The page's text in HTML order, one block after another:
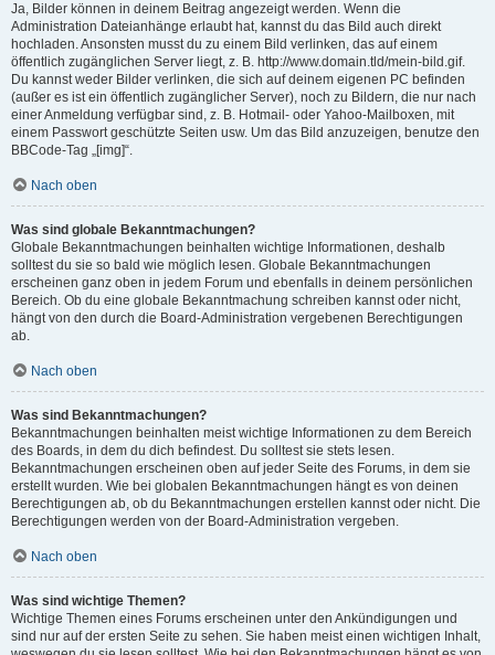
Ja, Bilder können in deinem Beitrag angezeigt werden. Wenn die
Administration Dateianhänge erlaubt hat, kannst du das Bild auch direkt
hochladen. Ansonsten musst du zu einem Bild verlinken, das auf einem
öffentlich zugänglichen Server liegt, z. B. http://www.domain.tld/mein-bild.gif.
Du kannst weder Bilder verlinken, die sich auf deinem eigenen PC befinden
(außer es ist ein öffentlich zugänglicher Server), noch zu Bildern, die nur nach
einer Anmeldung verfügbar sind, z. B. Hotmail- oder Yahoo-Mailboxen, mit
einem Passwort geschützte Seiten usw. Um das Bild anzuzeigen, benutze den
BBCode-Tag „[img]“.
Nach oben
Was sind globale Bekanntmachungen?
Globale Bekanntmachungen beinhalten wichtige Informationen, deshalb
solltest du sie so bald wie möglich lesen. Globale Bekanntmachungen
erscheinen ganz oben in jedem Forum und ebenfalls in deinem persönlichen
Bereich. Ob du eine globale Bekanntmachung schreiben kannst oder nicht,
hängt von den durch die Board-Administration vergebenen Berechtigungen
ab.
Nach oben
Was sind Bekanntmachungen?
Bekanntmachungen beinhalten meist wichtige Informationen zu dem Bereich
des Boards, in dem du dich befindest. Du solltest sie stets lesen.
Bekanntmachungen erscheinen oben auf jeder Seite des Forums, in dem sie
erstellt wurden. Wie bei globalen Bekanntmachungen hängt es von deinen
Berechtigungen ab, ob du Bekanntmachungen erstellen kannst oder nicht. Die
Berechtigungen werden von der Board-Administration vergeben.
Nach oben
Was sind wichtige Themen?
Wichtige Themen eines Forums erscheinen unter den Ankündigungen und
sind nur auf der ersten Seite zu sehen. Sie haben meist einen wichtigen Inhalt,